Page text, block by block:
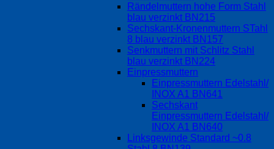
Rändelmuttern hohe Form Stahl
blau verzinkt BN215
Sechskant-Kronenmuttern STahl
8 blau verzinkt BN157
Senkmuttern mit Schlitz Stahl
blau verzinkt BN224
Einpressmuttern
Einpressmuttern Edelstahl/
INOX A1 BN641
Sechskant
Einpressmuttern Edelstahl/
INOX A1 BN640
Linksgewinde Standard ~0.8